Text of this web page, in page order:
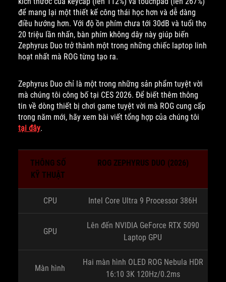
để mang lại một thiết kế công thái học hơn và dễ dàng
điều hướng hơn. Với độ ồn phím chưa tới 30dB và tuổi thọ
20 triệu lần nhấn, bàn phím không dây này giúp biến
Zephyrus Duo trở thành một trong những chiếc laptop linh
hoạt nhất mà ROG từng tạo ra.
Zephyrus Duo chỉ là một trong những sản phẩm tuyệt vời
mà chúng tôi công bố tại CES 2026. Để biết thêm thông
tin về dòng thiết bị chơi game tuyệt vời mà ROG cung cấp
trong năm mới, hãy xem bài viết tổng hợp của chúng tôi
tại đây.
THÔNG SỐ
KỸ THUẬT
ROG ZEPHYRUS DUO (2026)
CPU Intel Core Ultra 9 Processor 386H
GPU
Lên đến NVIDIA GeForce RTX 5090
Laptop GPU
Màn hình
Hai màn hình OLED ROG Nebula HDR
16:10 3K 120Hz/0.2ms